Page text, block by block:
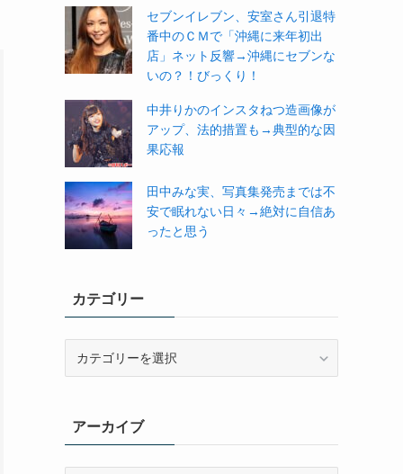
セブンイレブン、安室さん引退特
番中のＣＭで「沖縄に来年初出
店」ネット反響→沖縄にセブンな
いの？！びっくり！
中井りかのインスタねつ造画像が
アップ、法的措置も→典型的な因
果応報
田中みな実、写真集発売までは不
安で眠れない日々→絶対に自信あ
ったと思う
カテゴリー
ーアーカイブ